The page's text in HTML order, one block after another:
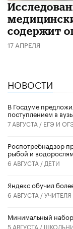
содержит
17 АПРЕЛЯ
НОВОСТИ
В Госдуме
поступлением в вузы
7 АВГУСТА / ЕГЭ И
Роспотребнадзор
рыбой и
6 АВГУСТА / ДЕТИ
​Яндекс обучил
6 АВГУСТА /УЧИТЕЛЯ
Минимальный
5 АВГУСТА /